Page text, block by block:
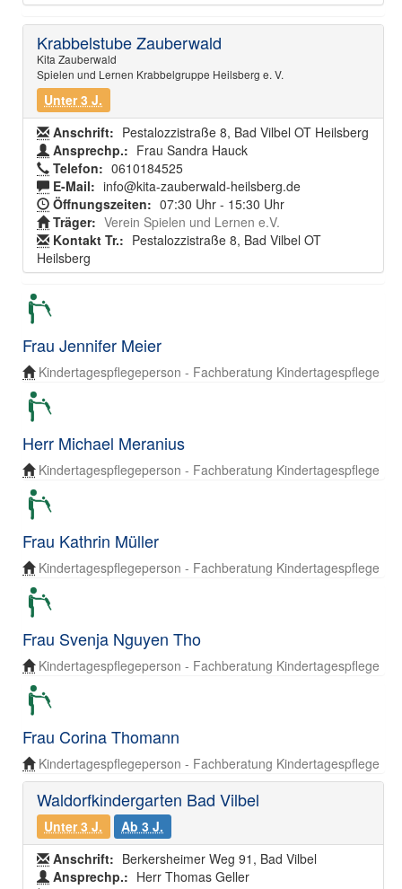
Krabbelstube Zauberwald
Kita Zauberwald
Spielen und Lernen Krabbelgruppe Heilsberg e. V.
Unter 3 J.
Anschrift: Pestalozzistraße 8, Bad Vilbel OT Heilsberg
Ansprechp.: Frau Sandra Hauck
Telefon: 0610184525
E-Mail: info@kita-zauberwald-heilsberg.de
Öffnungszeiten: 07:30 Uhr - 15:30 Uhr
Träger: Verein Spielen und Lernen e.V.
Kontakt Tr.: Pestalozzistraße 8, Bad Vilbel OT
Heilsberg
Frau Jennifer Meier
Kindertagespflegeperson - Fachberatung Kindertagespflege
Herr Michael Meranius
Kindertagespflegeperson - Fachberatung Kindertagespflege
Frau Kathrin Müller
Kindertagespflegeperson - Fachberatung Kindertagespflege
Frau Svenja Nguyen Tho
Kindertagespflegeperson - Fachberatung Kindertagespflege
Frau Corina Thomann
Kindertagespflegeperson - Fachberatung Kindertagespflege
Waldorfkindergarten Bad Vilbel
Unter 3 J.
Ab 3 J.
Anschrift: Berkersheimer Weg 91, Bad Vilbel
Ansprechp.: Herr Thomas Geller